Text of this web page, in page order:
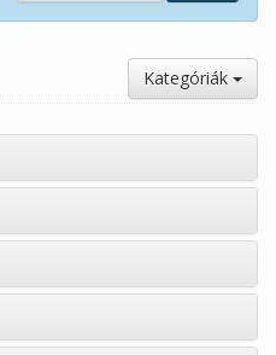
Kategóriák